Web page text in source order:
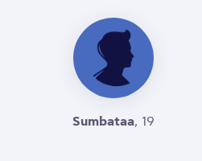
Sumbataa, 19